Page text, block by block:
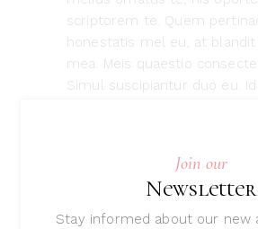
Join our
Newsletter
Stay informed about our new
scriptorem te. Quem
honestatis mel eu, at
mea. Meis quaestio
Simul suscipiantur duo eu.
READ MORE